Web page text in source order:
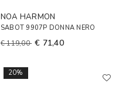
NOA HARMON
SABOT 9907P DONNA NERO
€ 119,00 € 71,40
20%